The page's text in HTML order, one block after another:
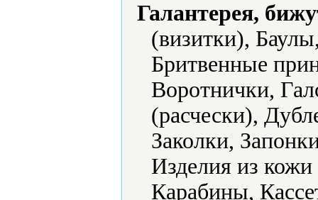
Галантерея,
(визитки),
Бритвенные
Воротнички,
(расчески),
Заколки,
Изделия из
Карабины,